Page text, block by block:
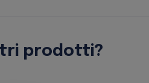
prodotti?